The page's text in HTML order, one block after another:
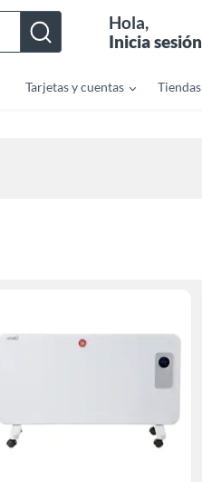
Hola,
Inicia sesión
Tarjetas y cuentas Tiendas